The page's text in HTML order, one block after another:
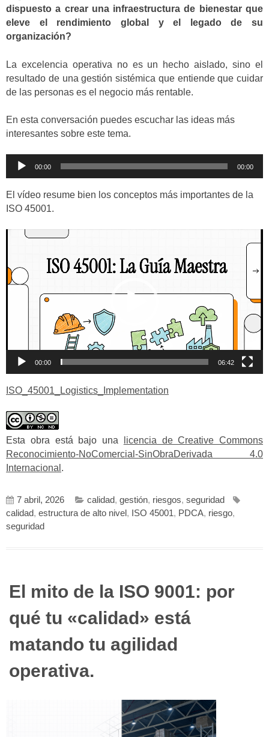
dispuesto a crear una infraestructura de bienestar que
eleve el rendimiento global y el legado de su
organización?
La excelencia operativa no es un hecho aislado, sino el
resultado de una gestión sistémica que entiende que cuidar
de las personas es el negocio más rentable.
En esta conversación puedes escuchar las ideas más
interesantes sobre este tema.
Reproductor
audio
00:00 00:00
El vídeo resume bien los conceptos más importantes de la
ISO 45001.
Reproductor
00:00 06:42
ISO_45001_Logistics_Implementation
Esta obra está bajo una
licencia de Creative Commons
Reconocimiento-NoComercial-SinObraDerivada 4.0
Internacional .
7 abril, 2026 calidad, gestión, riesgos, seguridad
calidad, estructura de alto nivel, ISO 45001, PDCA, riesgo,
seguridad
El mito de la ISO 9001: por
qué tu «calidad» está
matando tu agilidad
operativa.